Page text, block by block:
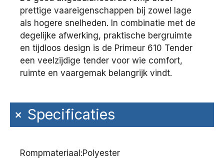
prettige vaareigenschappen bij zowel lage
als hogere snelheden. In combinatie met de
degelijke afwerking, praktische bergruimte
en tijdloos design is de Primeur 610 Tender
een veelzijdige tender voor wie comfort,
ruimte en vaargemak belangrijk vindt.
+Specificaties
Rompmateriaal:Polyester